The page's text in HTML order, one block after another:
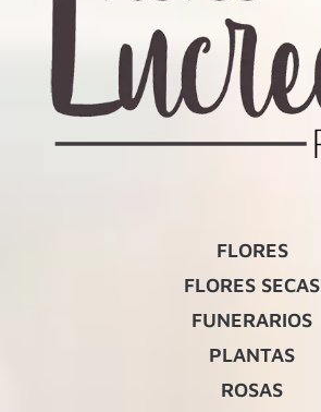
FLORES
FLORES SECAS
FUNERARIOS
PLANTAS
ROSAS